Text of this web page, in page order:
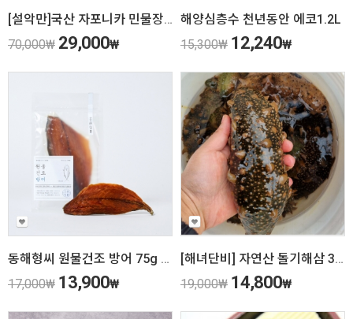
[설악만]국산 자포니카 민물장어 1kg(손질후 600g내외) 친환경 무항생제, HACCP(해썹) 인증!
70,000₩ 29,000₩
해양심층수 천년동안 에코1.2L
15,300₩ 12,240₩
동해형씨 원물건조 방어 75g 강아지 수제간식
17,000₩ 13,900₩
[해녀단비] 자연산 돌기해삼 300g
19,000₩ 14,800₩